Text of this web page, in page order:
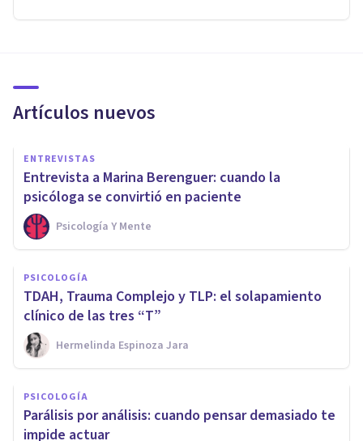
Artículos nuevos
ENTREVISTAS
Entrevista a Marina Berenguer: cuando la
psicóloga se convirtió en paciente
Psicología Y Mente
PSICOLOGÍA
TDAH, Trauma Complejo y TLP: el solapamiento
clínico de las tres “T”
Hermelinda Espinoza Jara
PSICOLOGÍA
Parálisis por análisis: cuando pensar demasiado te
impide actuar